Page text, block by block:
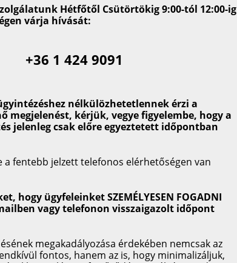
Hétfőtől Csütörtökig 9:00-tól 12:00-ig
várja hívását:
+36 1 424 9091
nélkülözhetetlennek érzi a
megjelenést, kérjük, vegye figyelembe, hogy a
jelenleg csak előre egyeztetett időpontban
a fentebb jelzett telefonos elérhetőségen van
hogy ügyfeleinket SZEMÉLYESEN FOGADNI
vagy telefonon visszaigazolt időpont
megakadályozása érdekében nemcsak az
fontos, hanem az is, hogy minimalizáljuk,